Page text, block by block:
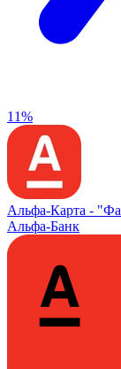
11%
Альфа‑Карта -
Альфа-Банк